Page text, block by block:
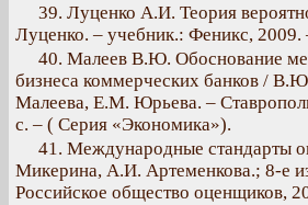
39. Луценко А.И. Теория
Луценко. – учебник.: Феникс, 2009.
40. Малеев В.Ю. Обоснование
бизнеса коммерческих банков /
Малеева, Е.М. Юрьева. –
с. – ( Серия «Экономика»).
41. Международные стандарты
Микерина, А.И. Артеменкова.; 8-е
Российское общество оценщиков,